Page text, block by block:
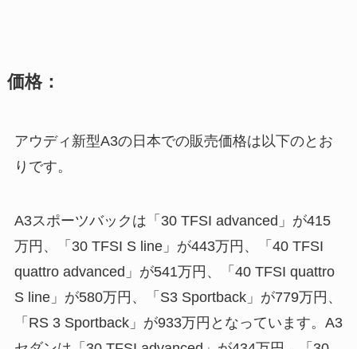
価格：
アウディ新型A3の日本での販売価格は以下のとお
りです。
A3スポーツバックは「30 TFSI advanced」が415
万円、「30 TFSI S line」が443万円、「40 TFSI
quattro advanced」が541万円、「40 TFSI quattro
S line」が580万円、「S3 Sportback」が779万円、
「RS 3 Sportback」が933万円となっています。A3